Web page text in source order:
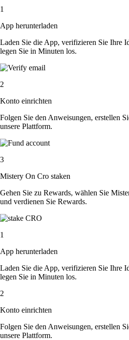
1
App herunterladen
Laden Sie die App, verifizieren Sie Ihre
legen Sie in Minuten los.
2
Konto einrichten
Folgen Sie den Anweisungen, erstellen
unsere Plattform.
3
Mistery On Cro staken
Gehen Sie zu Rewards, wählen Sie
und verdienen Sie Rewards.
1
App herunterladen
Laden Sie die App, verifizieren Sie Ihre
legen Sie in Minuten los.
2
Konto einrichten
Folgen Sie den Anweisungen, erstellen
unsere Plattform.